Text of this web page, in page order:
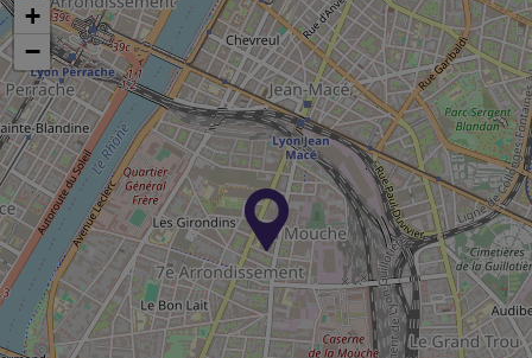
+
−